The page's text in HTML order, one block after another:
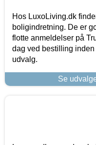
Hos LuxoLiving.dk
boligindretning. De er
flotte anmeldelser på
dag ved bestilling
udvalg.
Se